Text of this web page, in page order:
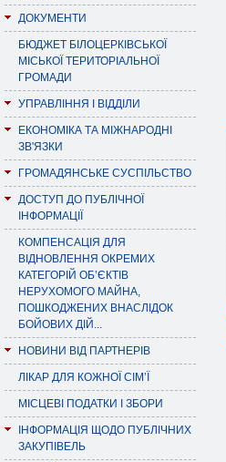
ДОКУМЕНТИ
БЮДЖЕТ БІЛОЦЕРКІВСЬКОЇ
МІСЬКОЇ ТЕРИТОРІАЛЬНОЇ
ГРОМАДИ
УПРАВЛІННЯ І ВІДДІЛИ
ЕКОНОМІКА ТА МІЖНАРОДНІ
ЗВ'ЯЗКИ
ГРОМАДЯНСЬКЕ СУСПІЛЬСТВО
ДОСТУП ДО ПУБЛІЧНОЇ
ІНФОРМАЦІЇ
КОМПЕНСАЦІЯ ДЛЯ
ВІДНОВЛЕННЯ ОКРЕМИХ
КАТЕГОРІЙ ОБ’ЄКТІВ
НЕРУХОМОГО МАЙНА,
ПОШКОДЖЕНИХ ВНАСЛІДОК
БОЙОВИХ ДІЙ...
НОВИНИ ВІД ПАРТНЕРІВ
ЛІКАР ДЛЯ КОЖНОЇ СІМ’Ї
МІСЦЕВІ ПОДАТКИ І ЗБОРИ
ІНФОРМАЦІЯ ЩОДО ПУБЛІЧНИХ
ЗАКУПІВЕЛЬ